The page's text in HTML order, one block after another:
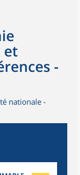
et
-
nationale -